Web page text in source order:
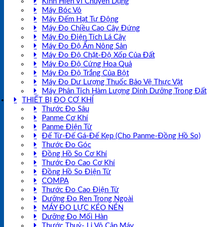
Máy Bóc Vỏ
Máy Đếm Hạt Tự Động
Máy Đo Chiều Cao Cây Đứng
Máy Đo Điện Tích Lá Cây
Máy Đo Độ Ẩm Nông Sản
Máy Đo Độ Chặt-Độ Xốp Của Đất
Máy Đo Độ Cứng Hoa Quả
Máy Đo Độ Trắng Của Bột
Máy Đo Dư Lượng Thuốc Bảo Vệ Thực Vật
Máy Phân Tích Hàm Lượng Dinh Dưỡng Trong Đất
THIẾT BỊ ĐO CƠ KHÍ
Thước Đo Sâu
Panme Cơ Khí
Panme Điện Tử
Đế Từ-Đế Gá-Đế Kẹp (Cho Panme-Đồng Hồ So)
Thước Đo Góc
Đồng Hồ So Cơ Khí
Thước Đo Cao Cơ Khí
Đồng Hồ So Điện Tử
COMPA
Thước Đo Cao Điện Tử
Dưỡng Đo Ren Trong Ngoài
MÁY ĐO LỰC KÉO NÉN
Dưỡng Đo Mối Hàn